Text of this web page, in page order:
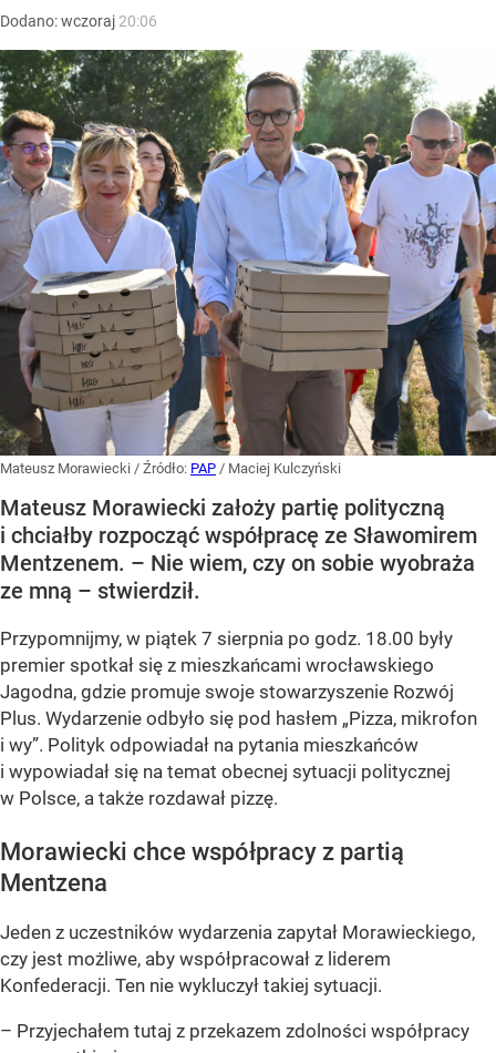
Dodano:wczoraj 20:06
Mateusz Morawiecki / Źródło: PAP / Maciej Kulczyński
Mateusz Morawiecki założy partię polityczną
i chciałby rozpocząć współpracę ze Sławomirem
Mentzenem. – Nie wiem, czy on sobie wyobraża
ze mną – stwierdził.
Przypomnijmy, w piątek 7 sierpnia po godz. 18.00 były
premier spotkał się z mieszkańcami wrocławskiego
Jagodna, gdzie promuje swoje stowarzyszenie Rozwój
Plus. Wydarzenie odbyło się pod hasłem „Pizza, mikrofon
i wy”. Polityk odpowiadał na pytania mieszkańców
i wypowiadał się na temat obecnej sytuacji politycznej
w Polsce, a także rozdawał pizzę.
Morawiecki chce współpracy z partią
Mentzena
Jeden z uczestników wydarzenia zapytał Morawieckiego,
czy jest możliwe, aby współpracował z liderem
Konfederacji. Ten nie wykluczył takiej sytuacji.
– Przyjechałem tutaj z przekazem zdolności współpracy